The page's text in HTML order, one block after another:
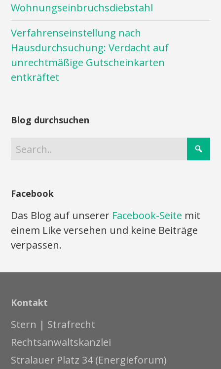
Wohnungseinbruchsdiebstahl
Verfahrenseinstellung nach
Hausdurchsuchung: Verdacht auf
unrechtmäßige Gutscheinkarten
entkräftet
Blog durchsuchen
Facebook
Das Blog auf unserer Facebook-Seite mit
einem Like versehen und keine Beiträge
verpassen.
Kontakt
Stern | Strafrecht
Rechtsanwaltskanzlei
Stralauer Platz 34 (Energieforum)